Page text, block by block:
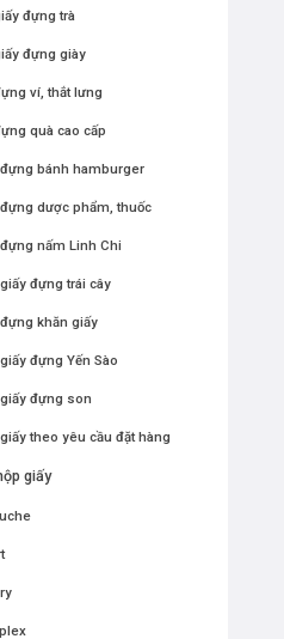
đựng trà
đựng giày
ví, thắt lưng
quà cao cấp
bánh hamburger
dược phẩm, thuốc
nấm Linh Chi
đựng trái cây
khăn giấy
đựng Yến Sào
đựng son
theo yêu cầu đặt hàng
giấy